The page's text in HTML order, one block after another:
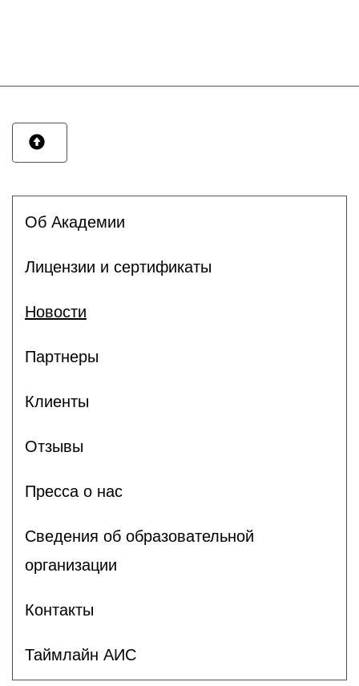
Об Академии
Лицензии и сертификаты
Новости
Партнеры
Клиенты
Отзывы
Пресса о нас
Сведения об образовательной
организации
Контакты
Таймлайн АИС